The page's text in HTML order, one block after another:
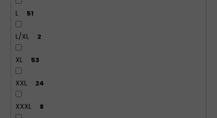
L 51
L/XL 2
XL 53
XXL 24
XXXL 8